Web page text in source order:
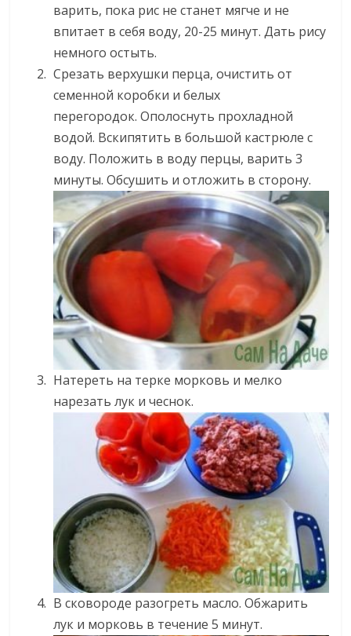
варить, пока рис не станет мягче и не
впитает в себя воду, 20-25 минут. Дать рису
немного остыть.
Срезать верхушки перца, очистить от
семенной коробки и белых
перегородок. Ополоснуть прохладной
водой. Вскипятить в большой кастрюле с
воду. Положить в воду перцы, варить 3
минуты. Обсушить и отложить в сторону.
Натереть на терке морковь и мелко
нарезать лук и чеснок.
В сковороде разогреть масло. Обжарить
лук и морковь в течение 5 минут.